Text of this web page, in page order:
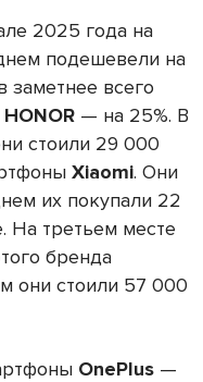
2025 года на
подешевели на
заметнее всего
HONOR — на 25%. В
стоили 29 000
Xiaomi. Они
их покупали 22
На третьем месте
бренда
они стоили 57 000
OnePlus —